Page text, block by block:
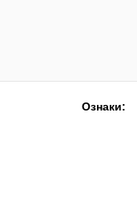
Ознаки: